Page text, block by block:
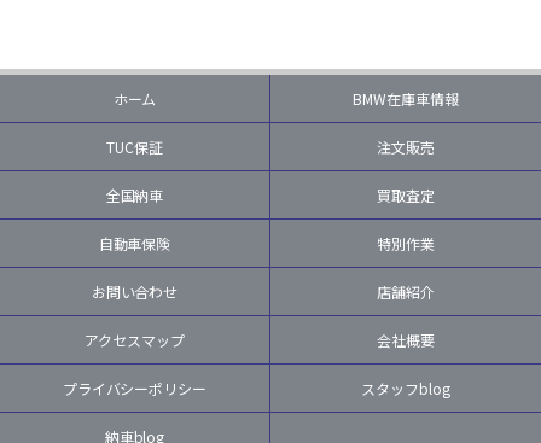
ホーム BMW在庫車情報
TUC保証 注文販売
全国納車 買取査定
自動車保険 特別作業
お問い合わせ 店舗紹介
アクセスマップ 会社概要
プライバシーポリシー スタッフblog
納車blog